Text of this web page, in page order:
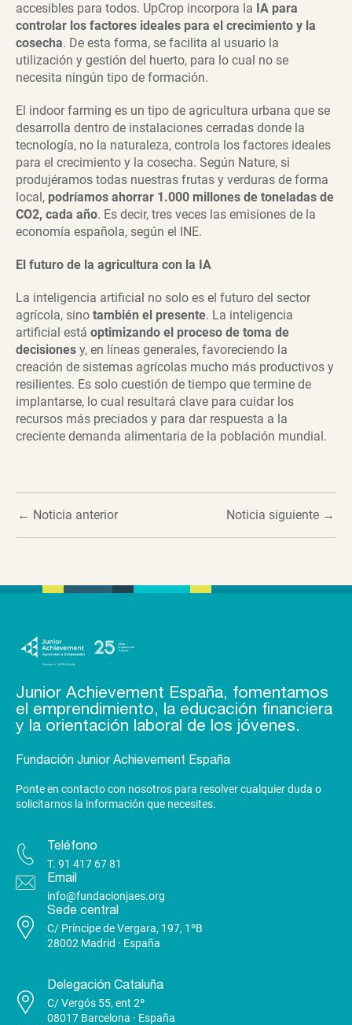
accesibles para todos. UpCrop incorpora la IA para
controlar los factores ideales para el crecimiento y la
cosecha. De esta forma, se facilita al usuario la
utilización y gestión del huerto, para lo cual no se
necesita ningún tipo de formación.
El indoor farming es un tipo de agricultura urbana que se
desarrolla dentro de instalaciones cerradas donde la
tecnología, no la naturaleza, controla los factores ideales
para el crecimiento y la cosecha. Según Nature, si
produjéramos todas nuestras frutas y verduras de forma
local, podríamos ahorrar 1.000 millones de toneladas de
CO2, cada año. Es decir, tres veces las emisiones de la
economía española, según el INE.
El futuro de la agricultura con la IA
La inteligencia artificial no solo es el futuro del sector
agrícola, sino también el presente. La inteligencia
artificial está optimizando el proceso de toma de
decisiones y, en líneas generales, favoreciendo la
creación de sistemas agrícolas mucho más productivos y
resilientes. Es solo cuestión de tiempo que termine de
implantarse, lo cual resultará clave para cuidar los
recursos más preciados y para dar respuesta a la
creciente demanda alimentaria de la población mundial.
← Noticia anterior Noticia siguiente →
Junior Achievement España, fomentamos
el emprendimiento, la educación financiera
y la orientación laboral de los jóvenes.
Fundación Junior Achievement España
Ponte en contacto con nosotros para resolver cualquier duda o
solicitarnos la información que necesites.
Teléfono
T. 91 417 67 81
Email
info@fundacionjaes.org
Sede central
C/ Príncipe de Vergara, 197, 1ºB
28002 Madrid · España
Delegación Cataluña
C/ Vergós 55, ent 2º
08017 Barcelona · España